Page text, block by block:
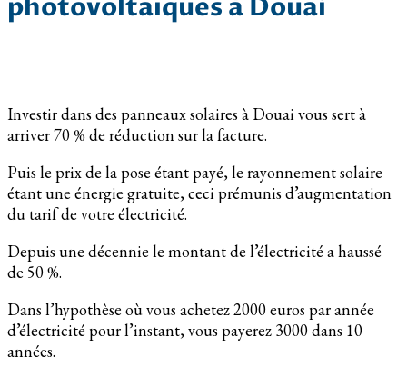
photovoltaïques à Douai
Investir dans des panneaux solaires à Douai vous sert à
arriver 70 % de réduction sur la facture.
Puis le prix de la pose étant payé, le rayonnement solaire
étant une énergie gratuite, ceci prémunis d’augmentation
du tarif de votre électricité.
Depuis une décennie le montant de l’électricité a haussé
de 50 %.
Dans l’hypothèse où vous achetez 2000 euros par année
d’électricité pour l’instant, vous payerez 3000 dans 10
années.